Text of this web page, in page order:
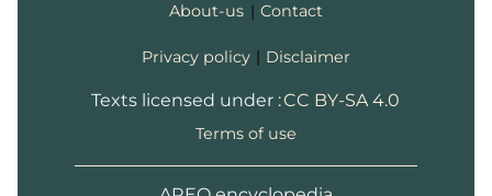
About-us | Contact
Privacy policy | Disclaimer
Texts licensed under :CC BY-SA 4.0
Terms of use